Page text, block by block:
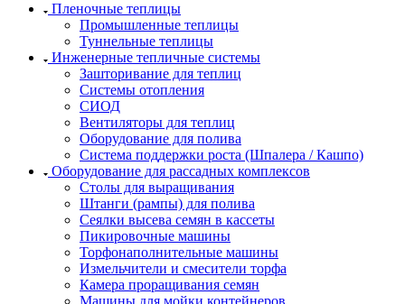
Пленочные теплицы
Промышленные теплицы
Туннельные теплицы
Инженерные тепличные системы
Зашторивание для теплиц
Системы отопления
СИОД
Вентиляторы для теплиц
Оборудование для полива
Система поддержки роста (Шпалера / Кашпо)
Оборудование для рассадных комплексов
Столы для выращивания
Штанги (рампы) для полива
Сеялки высева семян в кассеты
Пикировочные машины
Торфонаполнительные машины
Измельчители и смесители торфа
Камера проращивания семян